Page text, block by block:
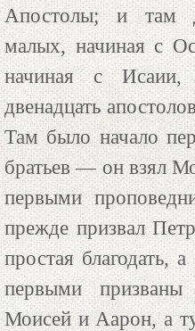
Апостолы; и там
малых, начиная с
начиная с
двенадцать
Там было начало
братьев — он взял
первыми
прежде призвал
простая благодать,
первыми
Моисей и Аарон, а